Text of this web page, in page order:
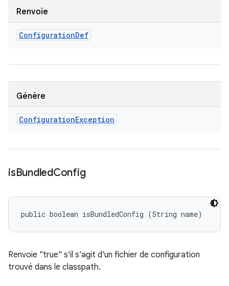
Renvoie
ConfigurationDef
Génère
ConfigurationException
isBundledConfig
public boolean isBundledConfig (String name)
Renvoie "true" s'il s'agit d'un fichier de configuration
trouvé dans le classpath.